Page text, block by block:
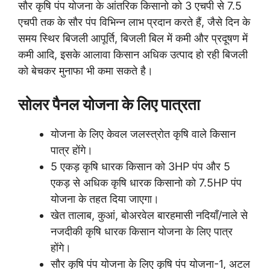
सौर कृषि पंप योजना के आंतरिक किसानो को 3 एचपी से 7.5
एचपी तक के सौर पंप विभिन्न लाभ प्रदान करते हैं, जैसे दिन के
समय स्थिर बिजली आपूर्ति, बिजली बिल में कमी और प्रदूषण में
कमी आदि, इसके आलावा किसान अधिक उत्पाद हो रही बिजली
को बेचकर मुनाफा भी कमा सकते है।
सोलर पैनल योजना के लिए पात्रता
योजना के लिए केवल जलस्त्रोत कृषि वाले किसान
पात्र होंगे।
5 एकड़ कृषि धारक किसान को 3HP पंप और 5
एकड़ से अधिक कृषि धारक किसानो को 7.5HP पंप
योजना के तहत दिया जाएगा।
खेत तालाब, कुआं, बोअरवेल बारहमासी नदियाँ/नाले से
नजदीकी कृषि धारक किसान योजना के लिए पात्र
होंगे।
सौर कृषि पंप योजना के लिए कृषि पंप योजना-1, अटल